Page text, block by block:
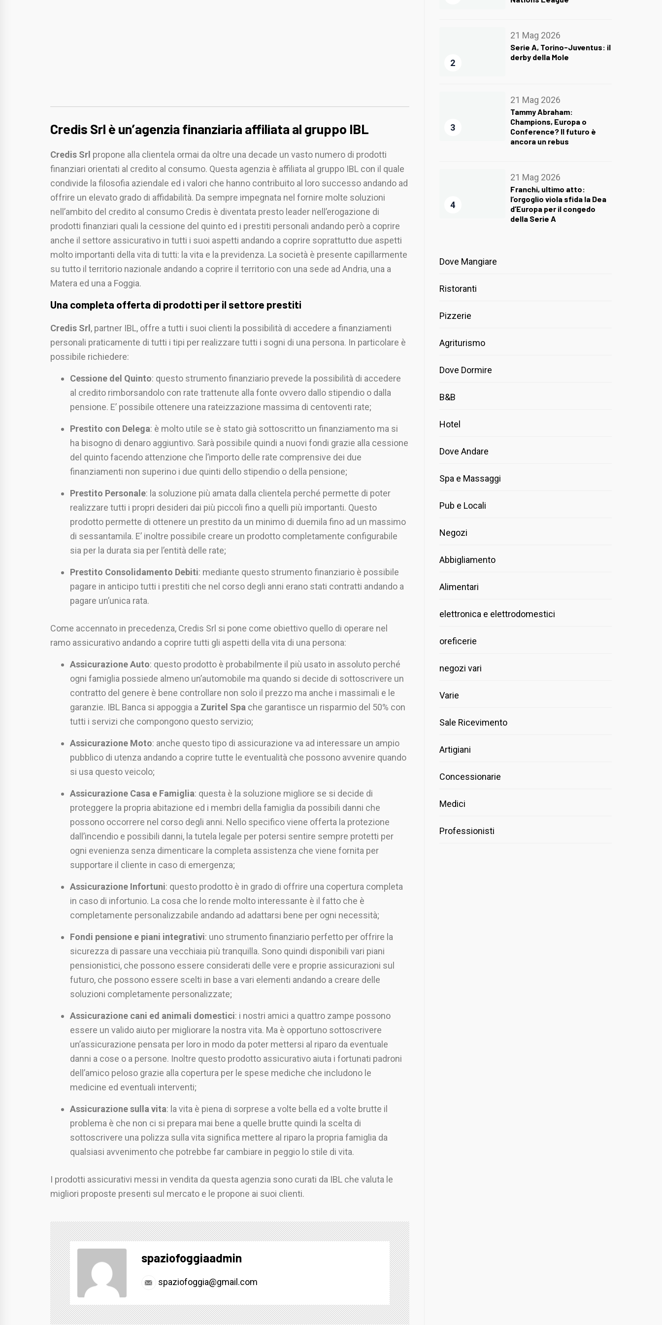
Credis Srl è un’agenzia finanziaria affiliata al gruppo IBL
Credis Srl propone alla clientela ormai da oltre una decade un vasto numero di prodotti
finanziari orientati al credito al consumo. Questa agenzia è affiliata al gruppo IBL con il quale
condivide la filosofia aziendale ed i valori che hanno contribuito al loro successo andando ad
offrire un elevato grado di affidabilità. Da sempre impegnata nel fornire molte soluzioni
nell’ambito del credito al consumo Credis è diventata presto leader nell’erogazione di
prodotti finanziari quali la cessione del quinto ed i prestiti personali andando però a coprire
anche il settore assicurativo in tutti i suoi aspetti andando a coprire soprattutto due aspetti
molto importanti della vita di tutti: la vita e la previdenza. La società è presente capillarmente
su tutto il territorio nazionale andando a coprire il territorio con una sede ad Andria, una a
Matera ed una a Foggia.
Una completa offerta di prodotti per il settore prestiti
Credis Srl, partner IBL, offre a tutti i suoi clienti la possibilità di accedere a finanziamenti
personali praticamente di tutti i tipi per realizzare tutti i sogni di una persona. In particolare è
possibile richiedere:
Cessione del Quinto: questo strumento finanziario prevede la possibilità di accedere
al credito rimborsandolo con rate trattenute alla fonte ovvero dallo stipendio o dalla
pensione. E’ possibile ottenere una rateizzazione massima di centoventi rate;
Prestito con Delega: è molto utile se è stato già sottoscritto un finanziamento ma si
ha bisogno di denaro aggiuntivo. Sarà possibile quindi a nuovi fondi grazie alla cessione
del quinto facendo attenzione che l’importo delle rate comprensive dei due
finanziamenti non superino i due quinti dello stipendio o della pensione;
Prestito Personale: la soluzione più amata dalla clientela perché permette di poter
realizzare tutti i propri desideri dai più piccoli fino a quelli più importanti. Questo
prodotto permette di ottenere un prestito da un minimo di duemila fino ad un massimo
di sessantamila. E’ inoltre possibile creare un prodotto completamente configurabile
sia per la durata sia per l’entità delle rate;
Prestito Consolidamento Debiti: mediante questo strumento finanziario è possibile
pagare in anticipo tutti i prestiti che nel corso degli anni erano stati contratti andando a
pagare un’unica rata.
Come accennato in precedenza, Credis Srl si pone come obiettivo quello di operare nel
ramo assicurativo andando a coprire tutti gli aspetti della vita di una persona:
Assicurazione Auto: questo prodotto è probabilmente il più usato in assoluto perché
ogni famiglia possiede almeno un’automobile ma quando si decide di sottoscrivere un
contratto del genere è bene controllare non solo il prezzo ma anche i massimali e le
garanzie. IBL Banca si appoggia a Zuritel Spa che garantisce un risparmio del 50% con
tutti i servizi che compongono questo servizio;
Assicurazione Moto: anche questo tipo di assicurazione va ad interessare un ampio
pubblico di utenza andando a coprire tutte le eventualità che possono avvenire quando
si usa questo veicolo;
Assicurazione Casa e Famiglia: questa è la soluzione migliore se si decide di
proteggere la propria abitazione ed i membri della famiglia da possibili danni che
possono occorrere nel corso degli anni. Nello specifico viene offerta la protezione
dall’incendio e possibili danni, la tutela legale per potersi sentire sempre protetti per
ogni evenienza senza dimenticare la completa assistenza che viene fornita per
supportare il cliente in caso di emergenza;
Assicurazione Infortuni: questo prodotto è in grado di offrire una copertura completa
in caso di infortunio. La cosa che lo rende molto interessante è il fatto che è
completamente personalizzabile andando ad adattarsi bene per ogni necessità;
Fondi pensione e piani integrativi: uno strumento finanziario perfetto per offrire la
sicurezza di passare una vecchiaia più tranquilla. Sono quindi disponibili vari piani
pensionistici, che possono essere considerati delle vere e proprie assicurazioni sul
futuro, che possono essere scelti in base a vari elementi andando a creare delle
soluzioni completamente personalizzate;
Assicurazione cani ed animali domestici: i nostri amici a quattro zampe possono
essere un valido aiuto per migliorare la nostra vita. Ma è opportuno sottoscrivere
un’assicurazione pensata per loro in modo da poter mettersi al riparo da eventuale
danni a cose o a persone. Inoltre questo prodotto assicurativo aiuta i fortunati padroni
dell’amico peloso grazie alla copertura per le spese mediche che includono le
medicine ed eventuali interventi;
Assicurazione sulla vita: la vita è piena di sorprese a volte bella ed a volte brutte il
problema è che non ci si prepara mai bene a quelle brutte quindi la scelta di
sottoscrivere una polizza sulla vita significa mettere al riparo la propria famiglia da
qualsiasi avvenimento che potrebbe far cambiare in peggio lo stile di vita.
I prodotti assicurativi messi in vendita da questa agenzia sono curati da IBL che valuta le
migliori proposte presenti sul mercato e le propone ai suoi clienti.
spaziofoggiaadmin
spaziofoggia@gmail.com
2
21 Mag 2026
Serie A, Torino-Juventus: il
derby della Mole
3
21 Mag 2026
Tammy Abraham:
Champions, Europa o
Conference? Il futuro è
ancora un rebus
4
21 Mag 2026
Franchi, ultimo atto:
l’orgoglio viola sfida la Dea
d’Europa per il congedo
della Serie A
Dove Mangiare
Ristoranti
Pizzerie
Agriturismo
Dove Dormire
B&B
Hotel
Dove Andare
Spa e Massaggi
Pub e Locali
Negozi
Abbigliamento
Alimentari
elettronica e elettrodomestici
oreficerie
negozi vari
Varie
Sale Ricevimento
Artigiani
Concessionarie
Medici
Professionisti